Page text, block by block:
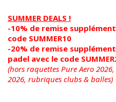
SUMMER DEALS !
-10% de remise
code SUMMER10
-20% de remise
padel avec le code
(hors raquettes Pure Aero
2026, rubriques clubs & balles)